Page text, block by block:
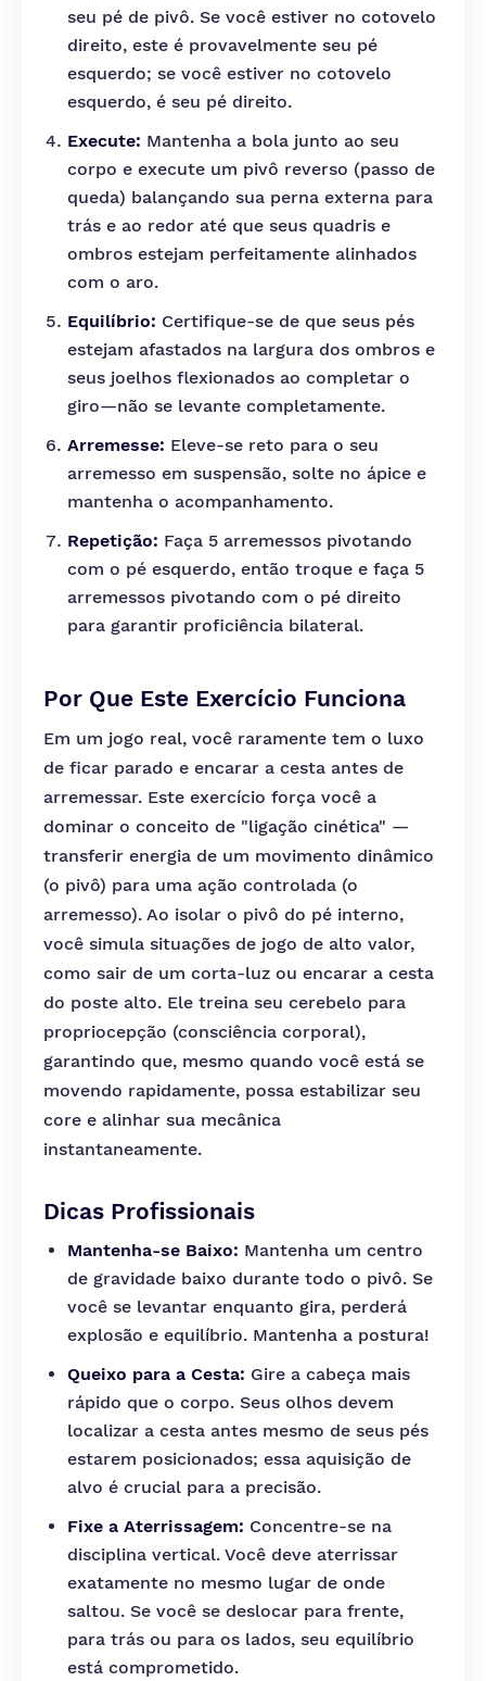
seu pé de pivô. Se você estiver no cotovelo
direito, este é provavelmente seu pé
esquerdo; se você estiver no cotovelo
esquerdo, é seu pé direito.
Execute: Mantenha a bola junto ao seu
corpo e execute um pivô reverso (passo de
queda) balançando sua perna externa para
trás e ao redor até que seus quadris e
ombros estejam perfeitamente alinhados
com o aro.
Equilíbrio: Certifique-se de que seus pés
estejam afastados na largura dos ombros e
seus joelhos flexionados ao completar o
giro—não se levante completamente.
Arremesse: Eleve-se reto para o seu
arremesso em suspensão, solte no ápice e
mantenha o acompanhamento.
Repetição: Faça 5 arremessos pivotando
com o pé esquerdo, então troque e faça 5
arremessos pivotando com o pé direito
para garantir proficiência bilateral.
Por Que Este Exercício Funciona
Em um jogo real, você raramente tem o luxo
de ficar parado e encarar a cesta antes de
arremessar. Este exercício força você a
dominar o conceito de "ligação cinética" —
transferir energia de um movimento dinâmico
(o pivô) para uma ação controlada (o
arremesso). Ao isolar o pivô do pé interno,
você simula situações de jogo de alto valor,
como sair de um corta-luz ou encarar a cesta
do poste alto. Ele treina seu cerebelo para
propriocepção (consciência corporal),
garantindo que, mesmo quando você está se
movendo rapidamente, possa estabilizar seu
core e alinhar sua mecânica
instantaneamente.
Dicas Profissionais
Mantenha-se Baixo: Mantenha um centro
de gravidade baixo durante todo o pivô. Se
você se levantar enquanto gira, perderá
explosão e equilíbrio. Mantenha a postura!
Queixo para a Cesta: Gire a cabeça mais
rápido que o corpo. Seus olhos devem
localizar a cesta antes mesmo de seus pés
estarem posicionados; essa aquisição de
alvo é crucial para a precisão.
Fixe a Aterrissagem: Concentre-se na
disciplina vertical. Você deve aterrissar
exatamente no mesmo lugar de onde
saltou. Se você se deslocar para frente,
para trás ou para os lados, seu equilíbrio
está comprometido.